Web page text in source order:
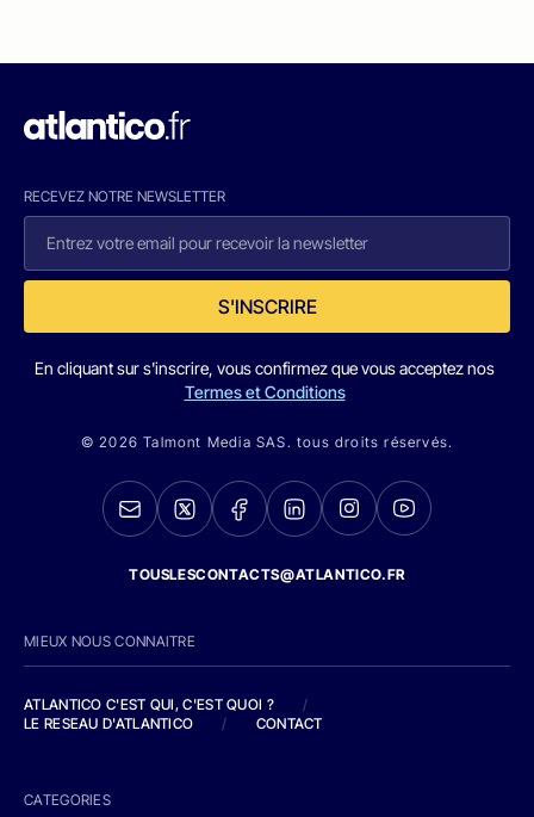
RECEVEZ NOTRE NEWSLETTER
S'INSCRIRE
En cliquant sur s'inscrire, vous confirmez que vous acceptez nos
Termes et Conditions
© 2026 Talmont Media SAS. tous droits réservés.
TOUSLESCONTACTS@ATLANTICO.FR
MIEUX NOUS CONNAITRE
ATLANTICO C'EST QUI, C'EST QUOI ?
/
LE RESEAU D'ATLANTICO
/ CONTACT
CATEGORIES